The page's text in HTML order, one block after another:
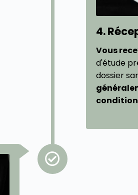
4.
Vous
d'étude
dossier
condition